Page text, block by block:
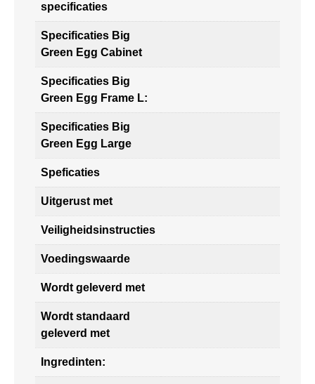
specificaties
Specificaties Big
Green Egg Cabinet
Specificaties Big
Green Egg Frame L:
Specificaties Big
Green Egg Large
Speficaties
Uitgerust met
Veiligheidsinstructies
Voedingswaarde
Wordt geleverd met
Wordt standaard
geleverd met
Ingredinten: